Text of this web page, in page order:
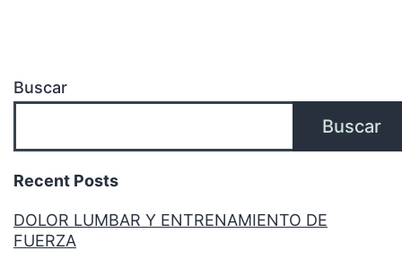
Buscar
Buscar
Recent Posts
DOLOR LUMBAR Y ENTRENAMIENTO DE
FUERZA